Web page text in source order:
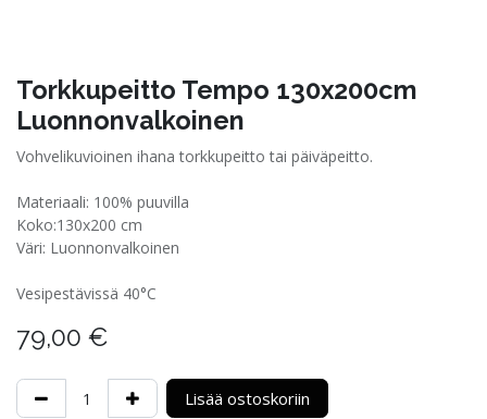
Torkkupeitto Tempo 130x200cm
Luonnonvalkoinen
Vohvelikuvioinen ihana torkkupeitto tai päiväpeitto.
Materiaali: 100% puuvilla
Koko:130x200 cm
Väri: Luonnonvalkoinen
Vesipestävissä 40°C
79,00 €
Lisää ostoskoriin